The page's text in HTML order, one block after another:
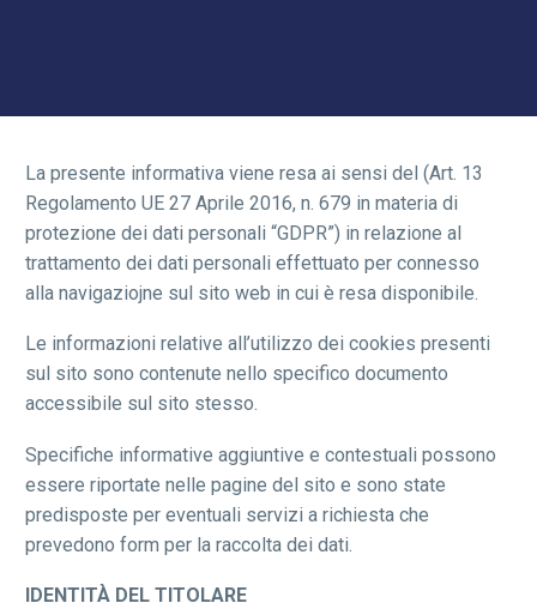
La presente informativa viene resa ai sensi del (Art. 13
Regolamento UE 27 Aprile 2016, n. 679 in materia di
protezione dei dati personali “GDPR”) in relazione al
trattamento dei dati personali effettuato per connesso
alla navigaziojne sul sito web in cui è resa disponibile.
Le informazioni relative all’utilizzo dei cookies presenti
sul sito sono contenute nello specifico documento
accessibile sul sito stesso.
Specifiche informative aggiuntive e contestuali possono
essere riportate nelle pagine del sito e sono state
predisposte per eventuali servizi a richiesta che
prevedono form per la raccolta dei dati.
IDENTITÀ DEL TITOLARE